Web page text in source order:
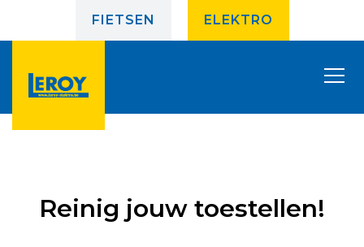
FIETSEN ELEKTRO
Reinig jouw toestellen!